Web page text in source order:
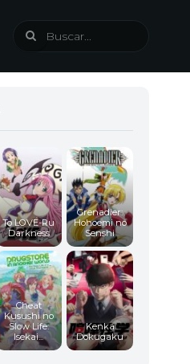
To LOVE-Ru
Darkness
Grenadier:
Hohoemi no
Senshi
Cheat
Kusushi no
Slow Life:
Isekai...
Kenka
Dokugaku